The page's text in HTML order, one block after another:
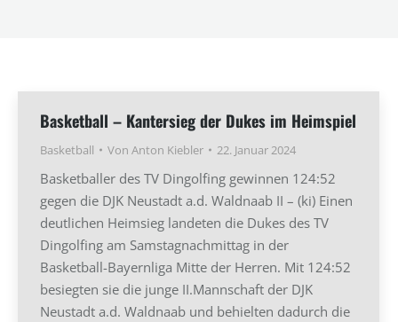
Basketball – Kantersieg der Dukes im Heimspiel
Basketball Von Anton Kiebler 22. Januar 2024
Basketballer des TV Dingolfing gewinnen 124:52
gegen die DJK Neustadt a.d. Waldnaab II – (ki) Einen
deutlichen Heimsieg landeten die Dukes des TV
Dingolfing am Samstagnachmittag in der
Basketball-Bayernliga Mitte der Herren. Mit 124:52
besiegten sie die junge II.Mannschaft der DJK
Neustadt a.d. Waldnaab und behielten dadurch die